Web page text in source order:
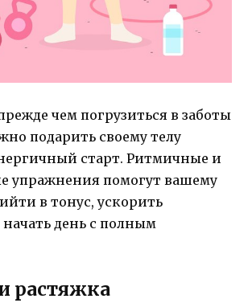
чем погрузиться в заботы
подарить своему телу
старт. Ритмичные и
упражнения помогут вашему
в тонус, ускорить
день с полным
растяжка